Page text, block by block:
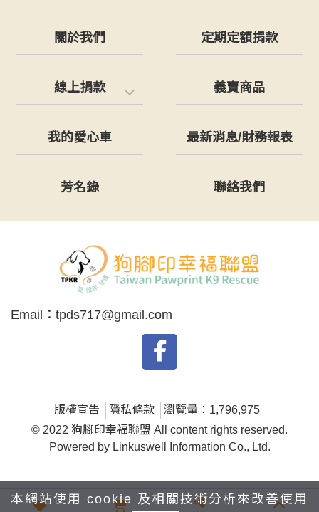
關於我們 定期定額捐款
線上捐款 義賣商品
我的愛心車 最新消息/財務報表
芳名錄 聯絡我們
Email： tpds717@gmail.com
版權宣告 隱私條款
瀏覽量：1,796,975
© 2022 狗腳印幸福聯盟 All content rights reserved.
Powered by Linkuswell Information Co., Ltd.
本網站使用 cookie 及相關技術分析來改善使用